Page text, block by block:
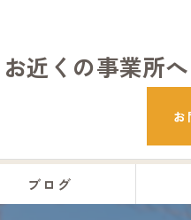
お近くの事業所
お
ブログ